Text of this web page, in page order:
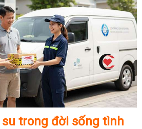
su trong đời sống tình